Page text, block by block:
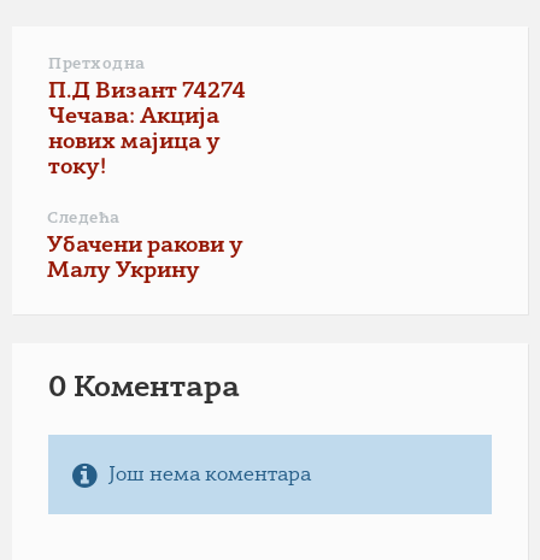
Претходна
П.Д Визант 74274
Чечава: Акција
нових мајица у
току!
Следећа
Убачени ракови у
Малу Укрину
0 Коментарa
Још нема коментара